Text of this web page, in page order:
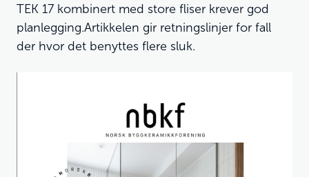
TEK 17 kombinert med store fliser krever god
planlegging.Artikkelen gir retningslinjer for fall
der hvor det benyttes flere sluk.